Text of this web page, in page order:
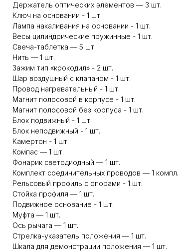
Держатель оптических элементов — 3 шт.
Ключ на основании - 1 шт.
Лампа накаливания на основании - 1 шт.
Весы цилиндрические пружинные - 1 шт.
Свеча-таблетка — 5 шт.
Нить — 1 шт.
Зажим тип «крокодил» - 2 шт.
Шар воздушный с клапаном - 1 шт.
Провод нагревательный - 1 шт.
Магнит полосовой в корпусе - 1 шт.
Магнит полосовой без корпуса - 1 шт.
Блок подвижный - 1 шт.
Блок неподвижный - 1 шт.
Камертон - 1 шт.
Компас — 1 шт.
Фонарик светодиодный — 1 шт.
Комплект соединительных проводов — 1 компл.
Рельсовый профиль с опорами - 1 шт.
Стойка профиля — 1 шт.
Подвижное основание - 1 шт.
Муфта — 1 шт.
Ось рычага — 1 шт.
Стрелка-указатель положения — 1 шт.
Шкала для демонстрации положения — 1 шт.